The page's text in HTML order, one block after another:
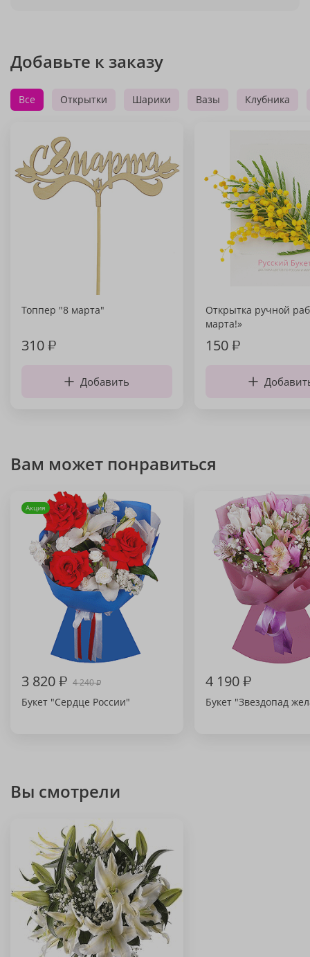
Добавьте к заказу
Все Открытки Шарики Вазы Клубника
Топпер "8 марта"
310₽
Добавить
Открытка ручной
марта!»
150₽
Вам может понравиться
Акция
3 820₽ 4 240₽
Букет "Сердце России"
4 190₽
Букет "Звездопад
Вы смотрели